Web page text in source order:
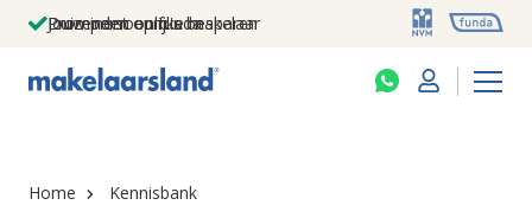
Jouw persoonlijke makelaar
Duizenden euro's besparen
Prominent op funda
Home Kennisbank